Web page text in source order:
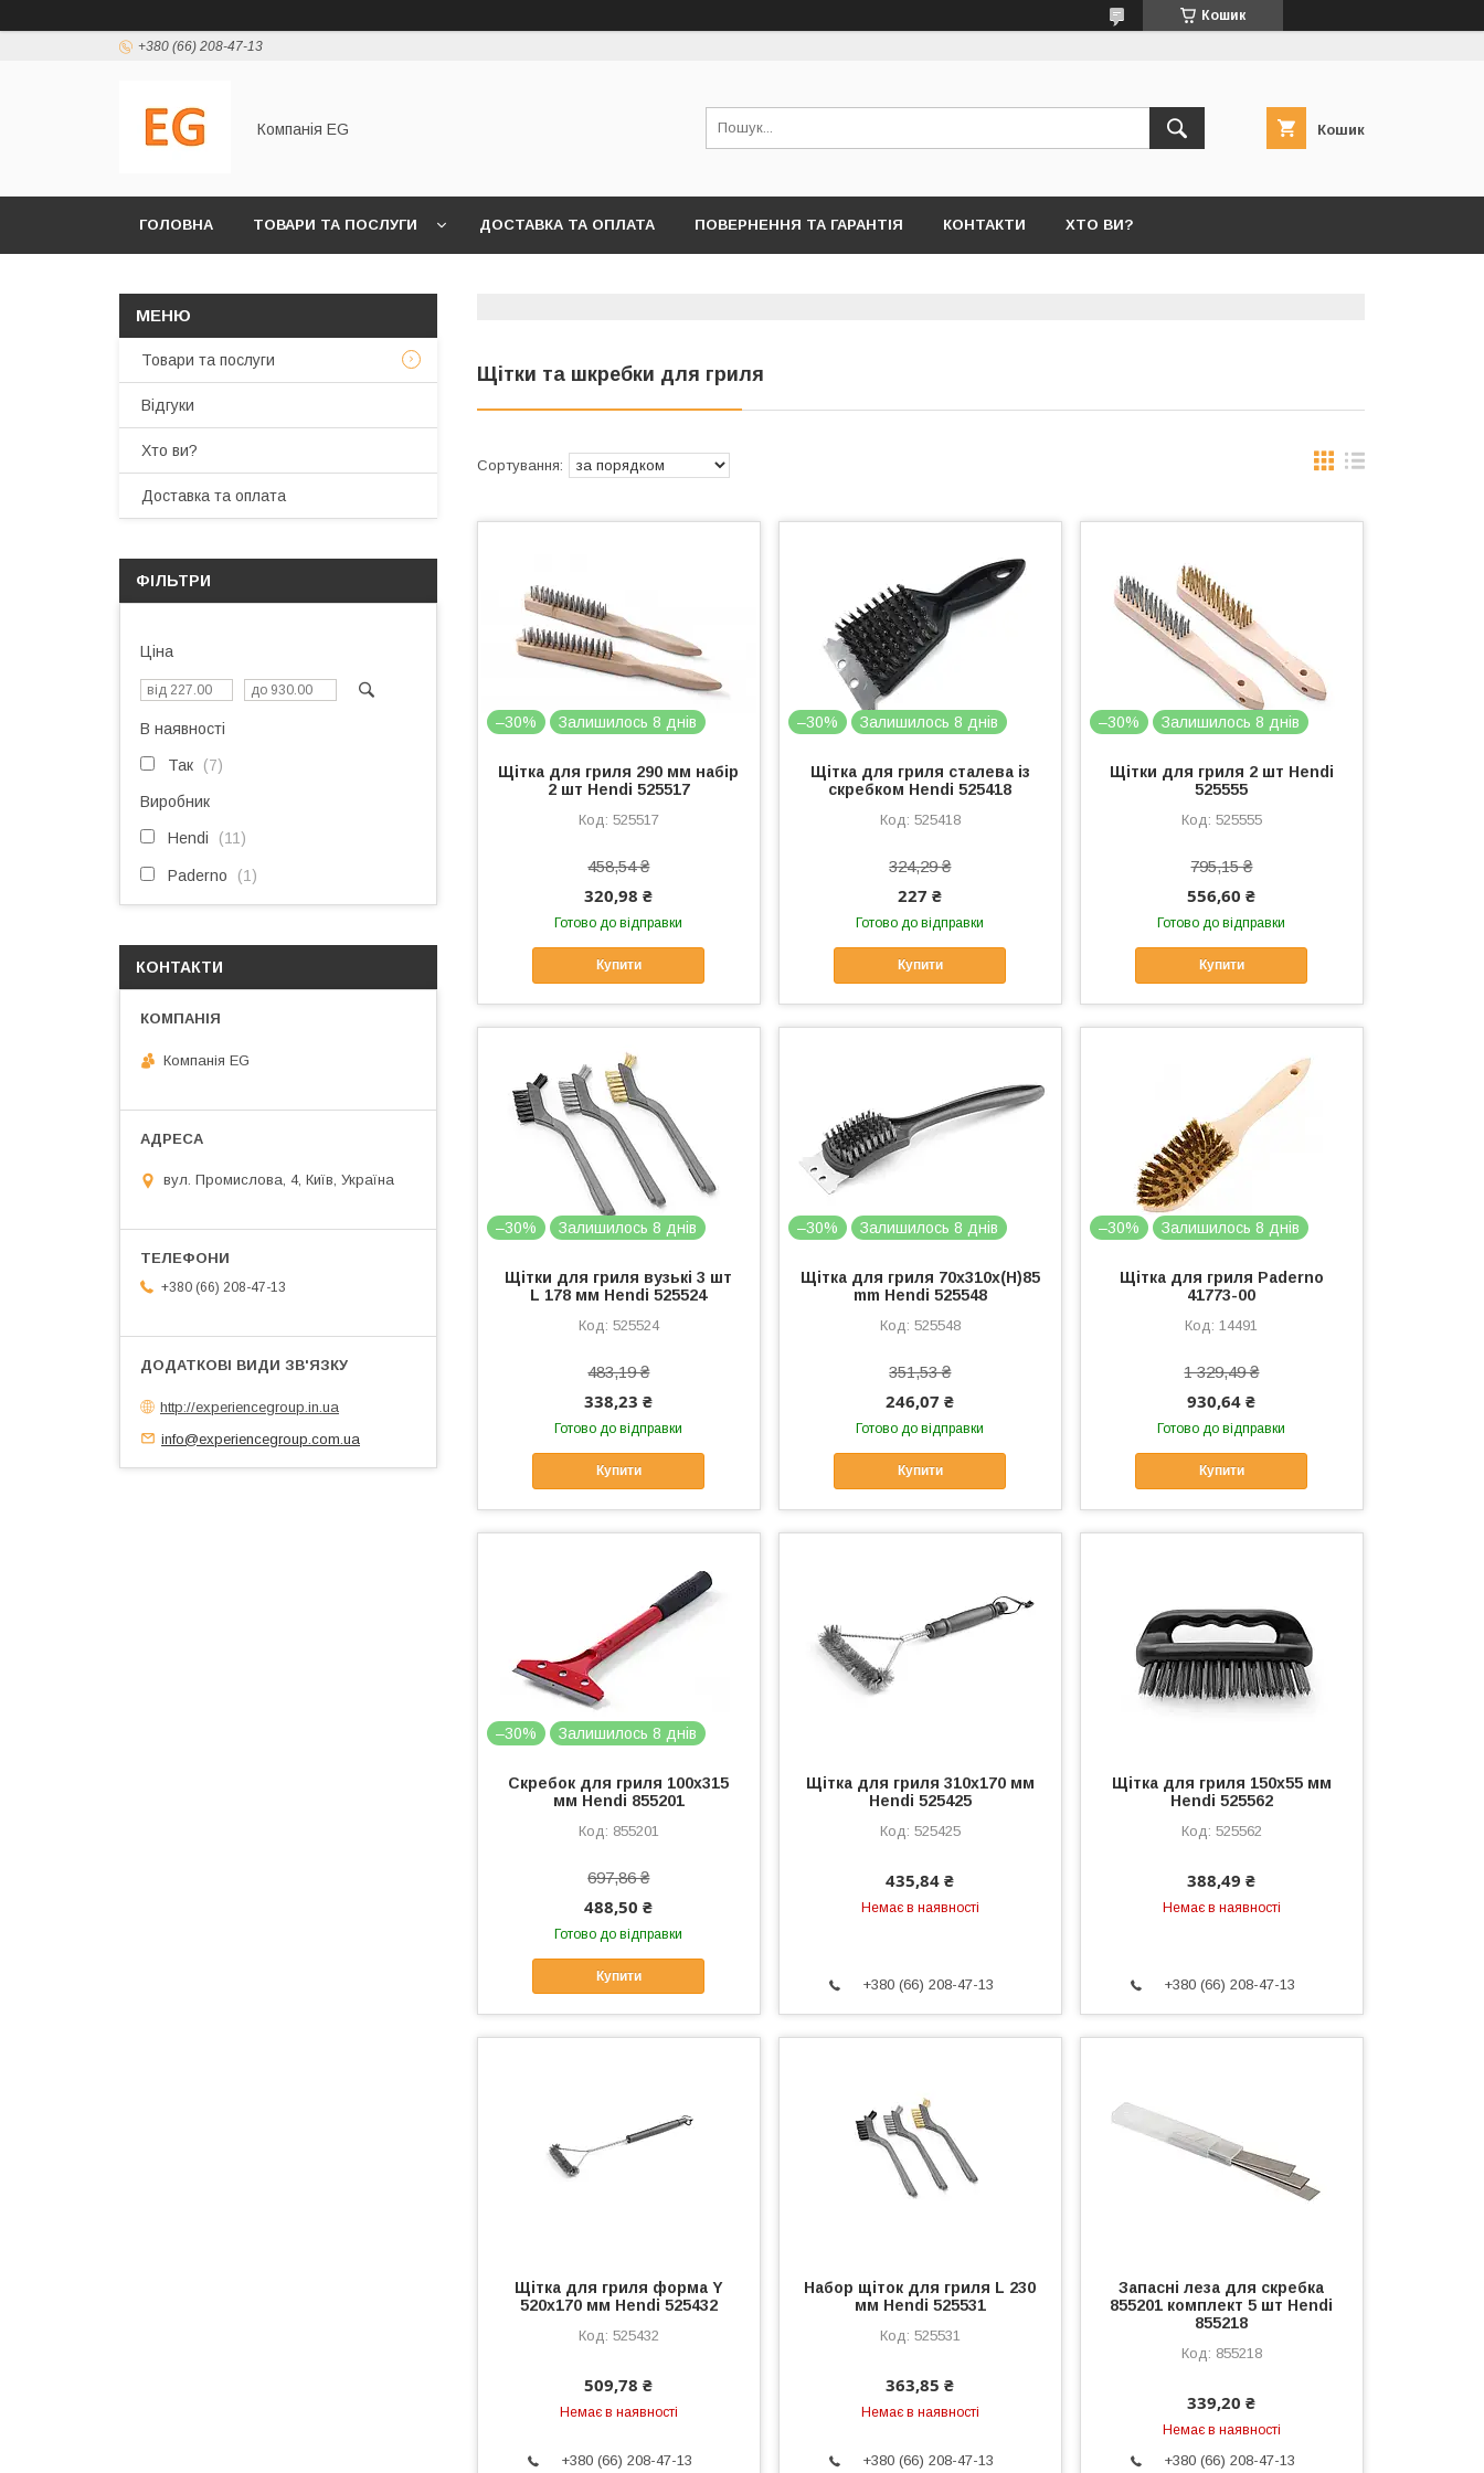
Кошик
+380 (66) 208-47-13
Компанія EG Кошик
ГОЛОВНА ТОВАРИ ТА ПОСЛУГИ ДОСТАВКА ТА ОПЛАТА ПОВЕРНЕННЯ ТА ГАРАНТІЯ КОНТАКТИ ХТО ВИ?
Щітки та шкребки для гриля
–30% Залишилось 8 днів
Щітка для гриля 290 мм набір
2 шт Hendi 525517
525517
458,54 ₴
320,98 ₴
Готово до відправки
Купити
–30% Залишилось 8 днів
Щітка для гриля сталева із
скребком Hendi 525418
525418
324,29 ₴
227 ₴
Готово до відправки
Купити
–30% Залишилось 8 днів
Щітки для гриля 2 шт Hendi
525555
525555
795,15 ₴
556,60 ₴
Готово до відправки
Купити
–30% Залишилось 8 днів
Щітки для гриля вузькі 3 шт
L 178 мм Hendi 525524
525524
483,19 ₴
338,23 ₴
Готово до відправки
Купити
–30% Залишилось 8 днів
Щітка для гриля 70x310x(H)85
mm Hendi 525548
525548
351,53 ₴
246,07 ₴
Готово до відправки
Купити
–30% Залишилось 8 днів
Щітка для гриля Paderno
41773-00
14491
1 329,49 ₴
930,64 ₴
Готово до відправки
Купити
–30% Залишилось 8 днів
Скребок для гриля 100x315
мм Hendi 855201
855201
697,86 ₴
488,50 ₴
Готово до відправки
Купити
Щітка для гриля 310x170 мм
Hendi 525425
525425
435,84 ₴
Немає в наявності
+380 (66) 208-47-13
Щітка для гриля 150x55 мм
Hendi 525562
525562
388,49 ₴
Немає в наявності
+380 (66) 208-47-13
Щітка для гриля форма Y
520x170 мм Hendi 525432
525432
509,78 ₴
Немає в наявності
+380 (66) 208-47-13
Набор щіток для гриля L 230
мм Hendi 525531
525531
363,85 ₴
Немає в наявності
+380 (66) 208-47-13
Запасні леза для скребка
855201 комплект 5 шт Hendi
855218
855218
339,20 ₴
Немає в наявності
+380 (66) 208-47-13
Товари та послуги
Відгуки
Хто ви?
Доставка та оплата
ФІЛЬТРИ
Ціна
В наявності
Так 7
Виробник
Hendi 11
Paderno 1
КОНТАКТИ
Компанія EG
вул. Промислова, 4, Київ, Україна
+380 (66) 208-47-13
http://experiencegroup.in.ua
info@experiencegroup.com.ua